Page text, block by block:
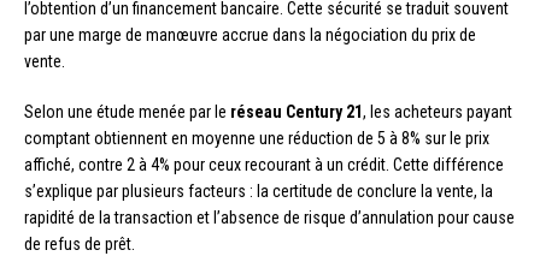
l’obtention d’un financement bancaire. Cette sécurité se traduit souvent
par une marge de manœuvre accrue dans la négociation du prix de
vente.
Selon une étude menée par le réseau Century 21, les acheteurs payant
comptant obtiennent en moyenne une réduction de 5 à 8% sur le prix
affiché, contre 2 à 4% pour ceux recourant à un crédit. Cette différence
s’explique par plusieurs facteurs : la certitude de conclure la vente, la
rapidité de la transaction et l’absence de risque d’annulation pour cause
de refus de prêt.